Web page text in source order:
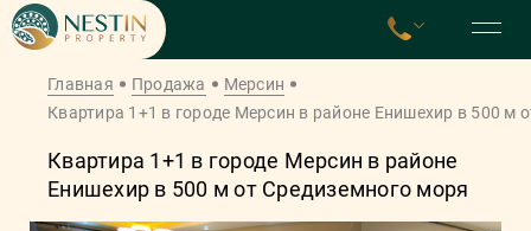
Главная Продажа
Мерсин
Квартира 1+1 в городе Мерсин в районе Енишехир в 500 м
Квартира 1+1 в городе Мерсин в районе
Енишехир в 500 м от Средиземного моря